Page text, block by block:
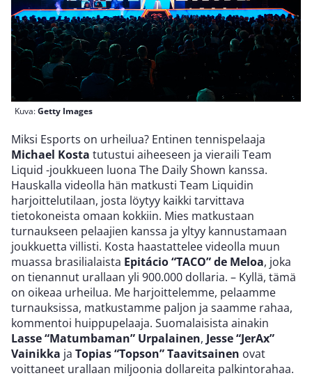
Kuva:Getty Images
Miksi Esports on urheilua? Entinen tennispelaaja
Michael Kosta tutustui aiheeseen ja vieraili ​Team
Liquid -joukkueen luona The Daily Shown kanssa.
Hauskalla videolla hän matkusti ​Team Liquidin
harjoittelutilaan, josta löytyy kaikki tarvittava
tietokoneista omaan kokkiin. Mies matkustaan
turnaukseen pelaajien kanssa ja yltyy kannustamaan
joukkuetta villisti. Kosta haastattelee videolla muun
muassa brasilialaista Epitácio “TACO” de Meloa, joka
on tienannut urallaan yli 900.000 dollaria. – Kyllä, tämä
on oikeaa urheilua. Me harjoittelemme, pelaamme
turnauksissa, matkustamme paljon ja saamme rahaa,
kommentoi huippupelaaja. Suomalaisista ainakin
Lasse “Matumbaman” Urpalainen, Jesse “JerAx”
Vainikka ja Topias “Topson” Taavitsainen ovat
voittaneet urallaan miljoonia dollareita palkintorahaa.